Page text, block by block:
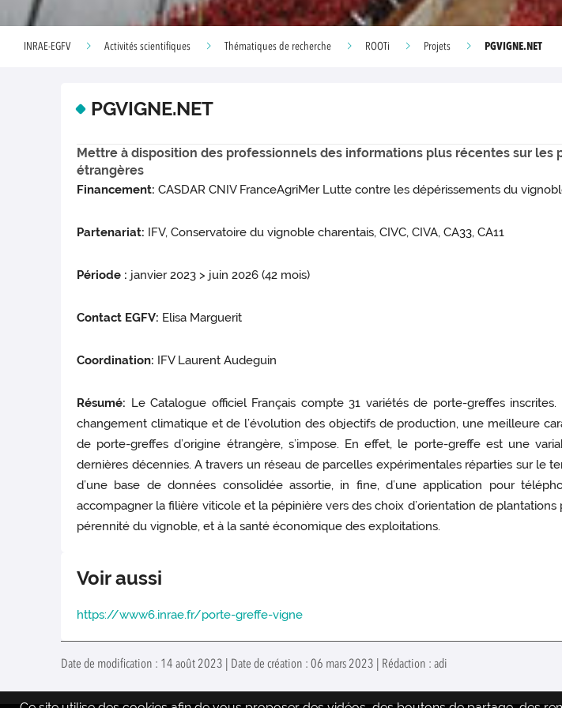
INRAE-EGFV Activités scientifiques Thématiques de recherche ROOTi Projets PGVIGNE.NET
PGVIGNE.NET
Mettre à disposition des professionnels des informations plus récentes sur
étrangères
Financement: CASDAR CNIV FranceAgriMer Lutte contre les dépérissements du
Partenariat: IFV, Conservatoire du vignoble charentais, CIVC, CIVA, CA33, CA11
Période : janvier 2023 > juin 2026 (42 mois)
Contact EGFV: Elisa Marguerit
Coordination: IFV Laurent Audeguin
Résumé: Le Catalogue officiel Français compte 31 variétés de porte-greffes
changement climatique et de l’évolution des objectifs de production, une meilleure
de porte-greffes d’origine étrangère, s’impose. En effet, le porte-greffe est une
dernières décennies. A travers un réseau de parcelles expérimentales réparties sur le
d’une base de données consolidée assortie, in fine, d’une application pour
accompagner la filière viticole et la pépinière vers des choix d’orientation de
pérennité du vignoble, et à la santé économique des exploitations.
Voir aussi
https://www6.inrae.fr/porte-greffe-vigne
Date de modification : 14 août 2023 | Date de création : 06 mars 2023 | Rédaction : adi